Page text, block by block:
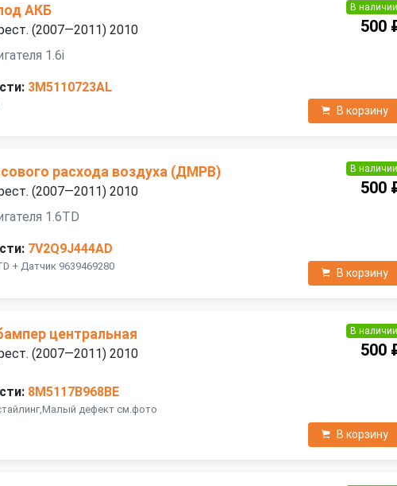
АКБ
(2007—2011) 2010
1.6i
3M5110723AL
В наличии
500
В корзину
расхода воздуха (ДМРВ)
(2007—2011) 2010
1.6TD
7V2Q9J444AD
+ Датчик 9639469280
В наличии
500
В корзину
центральная
(2007—2011) 2010
8M5117B968BE
дефект см.фото
В наличии
500
В корзину